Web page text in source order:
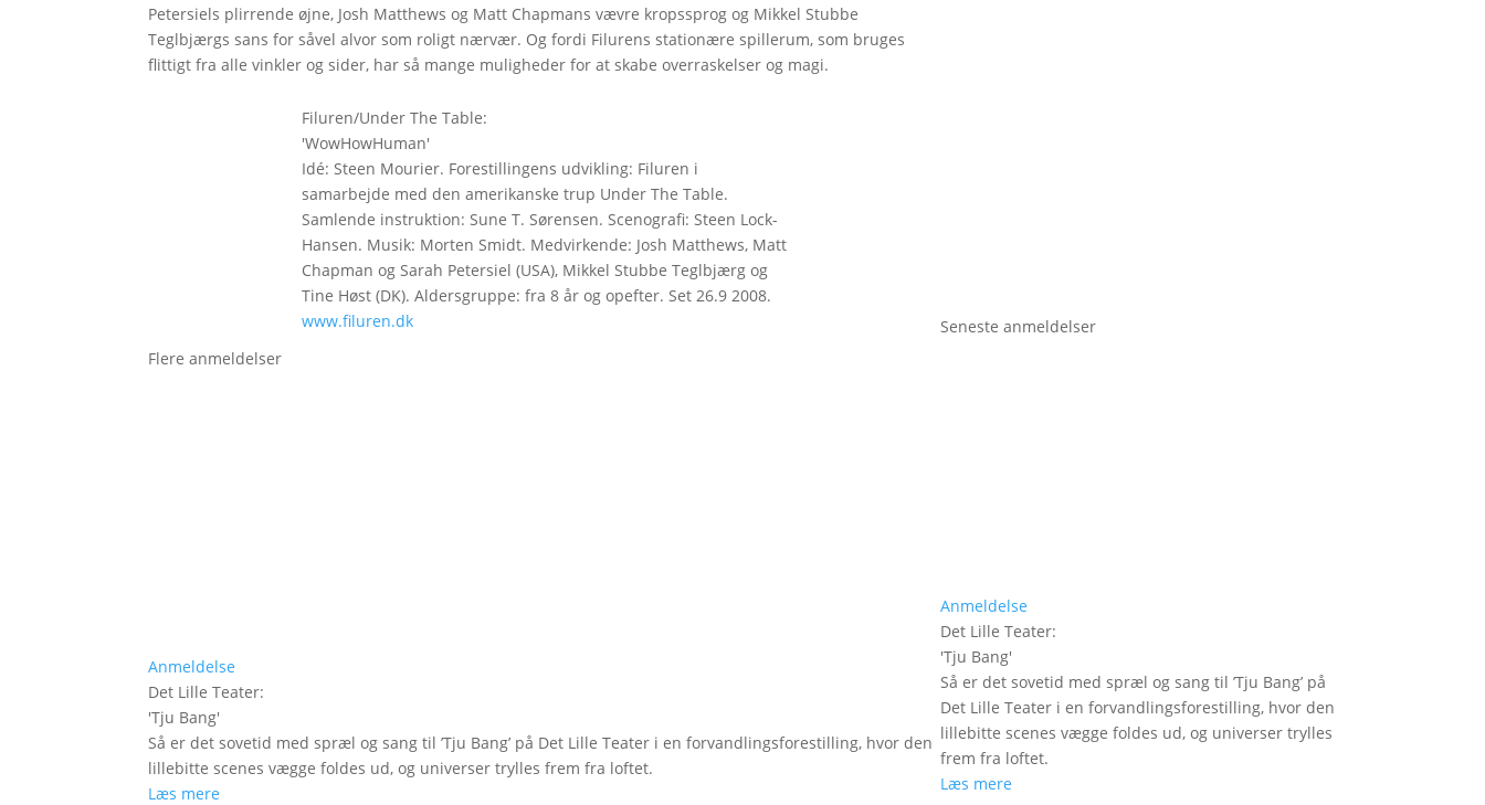
Petersiels plirrende øjne, Josh Matthews og Matt Chapmans vævre kropssprog og Mikkel Stubbe
Teglbjærgs sans for såvel alvor som roligt nærvær. Og fordi Filurens stationære spillerum, som bruges
flittigt fra alle vinkler og sider, har så mange muligheder for at skabe overraskelser og magi.
Filuren/Under The Table:
'WowHowHuman'
Idé: Steen Mourier. Forestillingens udvikling: Filuren i
samarbejde med den amerikanske trup Under The Table.
Samlende instruktion: Sune T. Sørensen. Scenografi: Steen Lock-
Hansen. Musik: Morten Smidt. Medvirkende: Josh Matthews, Matt
Chapman og Sarah Petersiel (USA), Mikkel Stubbe Teglbjærg og
Tine Høst (DK). Aldersgruppe: fra 8 år og opefter. Set 26.9 2008.
www.filuren.dk
Flere anmeldelser
Anmeldelse
Det Lille Teater:
'Tju Bang'
Så er det sovetid med spræl og sang til ’Tju Bang’ på Det Lille Teater i en forvandlingsforestilling, hvor den
lillebitte scenes vægge foldes ud, og universer trylles frem fra loftet.
Læs mere
Seneste anmeldelser
Anmeldelse
Det Lille Teater:
'Tju Bang'
Så er det sovetid med spræl og sang til ’Tju Bang’ på
Det Lille Teater i en forvandlingsforestilling, hvor den
lillebitte scenes vægge foldes ud, og universer trylles
frem fra loftet.
Læs mere